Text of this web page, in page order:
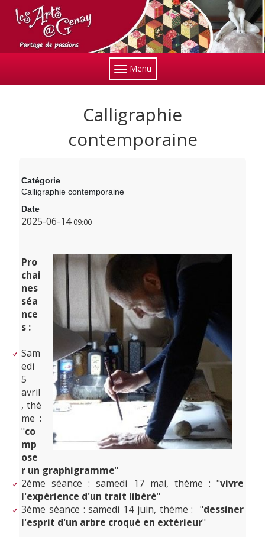
Menu
Calligraphie
contemporaine
Catégorie
Calligraphie contemporaine
Date
2025-06-14 09:00
Pro
chai
nes
séa
nce
s :
Sam
edi
5
avril
, thè
me :
"co
mp
ose
r un graphigramme"
2ème séance : samedi 17 mai, thème : "vivre
l'expérience d'un trait libéré"
3ème séance : samedi 14 juin, thème : "dessiner
l'esprit d'un arbre croqué en extérieur"